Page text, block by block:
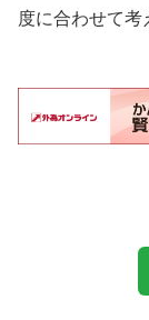
度に合わせて考